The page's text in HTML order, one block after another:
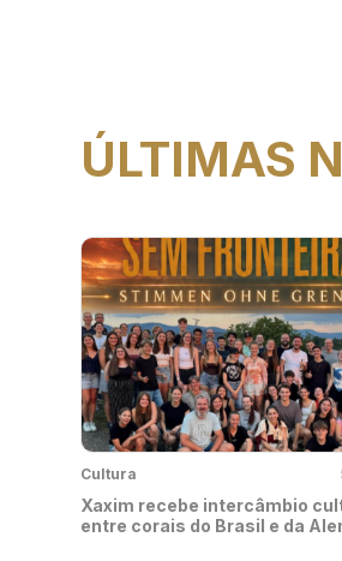
ÚLTIMAS
Cultura
Xaxim recebe intercâmbio
entre corais do Brasil e da